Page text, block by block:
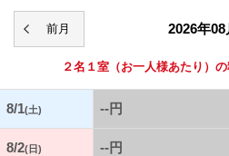
2026年08
２名１室 （お一人様あたり）
8/1(土) --円
8/2(日) --円